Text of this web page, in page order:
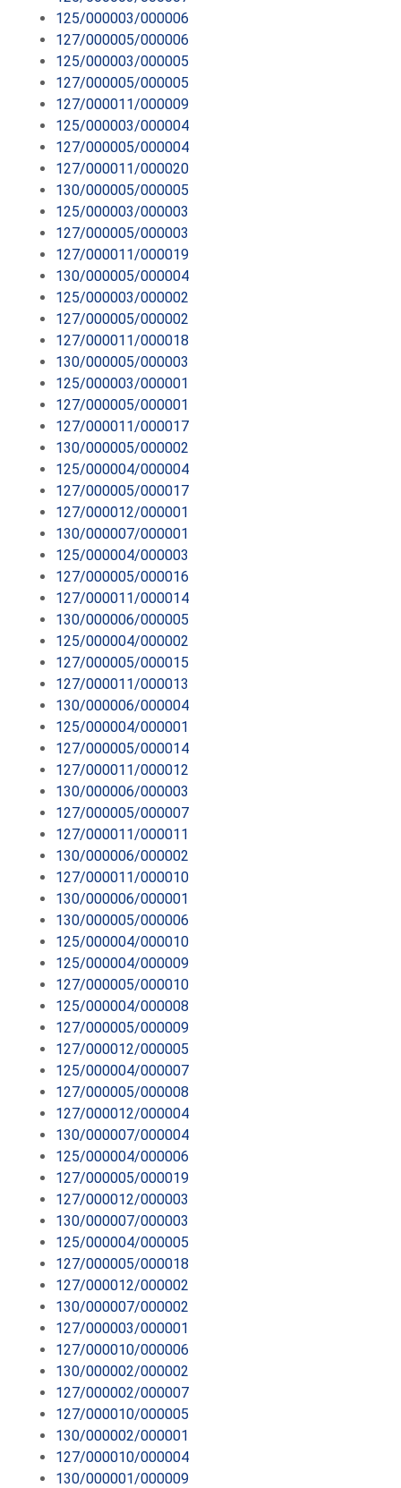
125/000003/000006
127/000005/000006
125/000003/000005
127/000005/000005
127/000011/000009
125/000003/000004
127/000005/000004
127/000011/000020
130/000005/000005
125/000003/000003
127/000005/000003
127/000011/000019
130/000005/000004
125/000003/000002
127/000005/000002
127/000011/000018
130/000005/000003
125/000003/000001
127/000005/000001
127/000011/000017
130/000005/000002
125/000004/000004
127/000005/000017
127/000012/000001
130/000007/000001
125/000004/000003
127/000005/000016
127/000011/000014
130/000006/000005
125/000004/000002
127/000005/000015
127/000011/000013
130/000006/000004
125/000004/000001
127/000005/000014
127/000011/000012
130/000006/000003
127/000005/000007
127/000011/000011
130/000006/000002
127/000011/000010
130/000006/000001
130/000005/000006
125/000004/000010
125/000004/000009
127/000005/000010
125/000004/000008
127/000005/000009
127/000012/000005
125/000004/000007
127/000005/000008
127/000012/000004
130/000007/000004
125/000004/000006
127/000005/000019
127/000012/000003
130/000007/000003
125/000004/000005
127/000005/000018
127/000012/000002
130/000007/000002
127/000003/000001
127/000010/000006
130/000002/000002
127/000002/000007
127/000010/000005
130/000002/000001
127/000010/000004
130/000001/000009